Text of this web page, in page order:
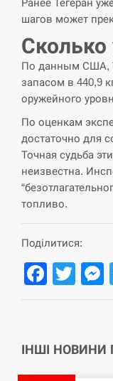
12:10
У США
СЕРПЕНЬ
11:53
Под огнем
почта”: что
СЕРПЕНЬ
11:40
У зоопарку
левиці
СЕРПЕНЬ
11:23
есть
шагов может
Сколько
По данным США,
запасом в 440,9
оружейного
По оценкам
достаточно для
Точная судьба
неизвестна.
топливо.
Поділитися:
ІНШІ НОВИНИ